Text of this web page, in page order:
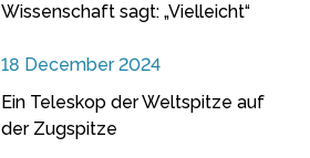
Wissenschaft sagt: „Vielleicht“
18 December 2024
Ein Teleskop der Weltspitze auf
der Zugspitze